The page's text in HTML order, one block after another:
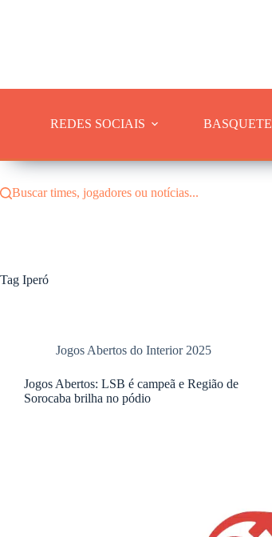
REDES SOCIAIS BASQUETE
Buscar times, jogadores ou notícias...
Tag Iperó
Jogos Abertos do Interior 2025
Jogos Abertos: LSB é campeã e Região de
Sorocaba brilha no pódio